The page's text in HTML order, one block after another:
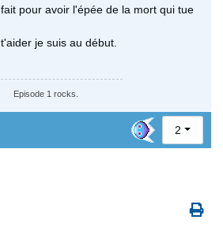
pour avoir l'épée de la mort qui tue
je suis au début.
Episode 1 rocks.
2